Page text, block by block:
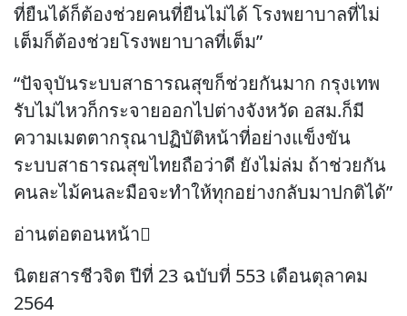
ที่ยืนได้ก็ต้องช่วยคนที่ยืนไม่ได้ โรงพยาบาลที่ไม่
เต็มก็ต้องช่วยโรงพยาบาลที่เต็ม”
“ปัจจุบันระบบสาธารณสุขก็ช่วยกันมาก กรุงเทพ
รับไม่ไหวก็กระจายออกไปต่างจังหวัด อสม.ก็มี
ความเมตตากรุณาปฏิบัติหน้าที่อย่างแข็งขัน
ระบบสาธารณสุขไทยถือว่าดี ยังไม่ล่ม ถ้าช่วยกัน
คนละไม้คนละมือจะทำให้ทุกอย่างกลับมาปกติได้”
อ่านต่อตอนหน้า
นิตยสารชีวจิต ปีที่ 23 ฉบับที่ 553 เดือนตุลาคม
2564